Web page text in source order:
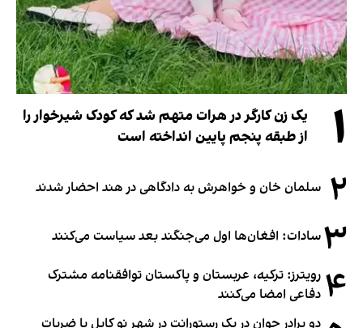
۱
یک زن کارگر در هرات متهم شد که کودک شیرخوار را
از طبقه پنجم پایین انداخته است
۲ سلمان خان و خواهرش به دادگاهی در هند احضار شدند
۳سادات: افغان‌ها اول می‌جنگند بعد سیاست می‌کنند
۴ رویترز: ترکیه، عربستان و پاکستان توافقنامه مشترک
دفاعی امضا می‌کنند
دو برادر جوان در یک رستورانت در شهر نو کابل با ضربات